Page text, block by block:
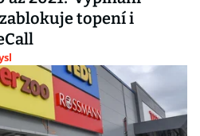
topení i